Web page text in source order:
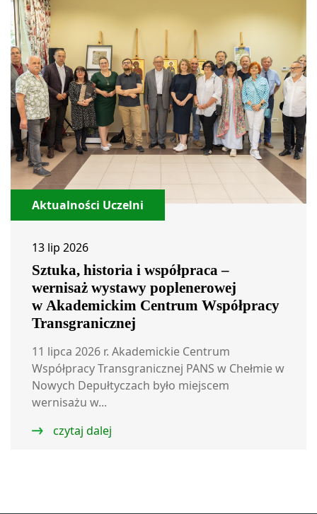
Aktualności Uczelni
13 lip 2026
Sztuka, historia i współpraca –
wernisaż wystawy poplenerowej
w Akademickim Centrum Współpracy
Transgranicznej
11 lipca 2026 r. Akademickie Centrum
Współpracy Transgranicznej PANS w Chełmie w
Nowych Depułtyczach było miejscem
wernisażu w...
czytaj dalej